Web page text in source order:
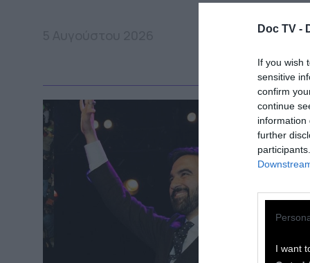
Doc TV -
If you wish
sensitive
confirm
continue
information
further
I want